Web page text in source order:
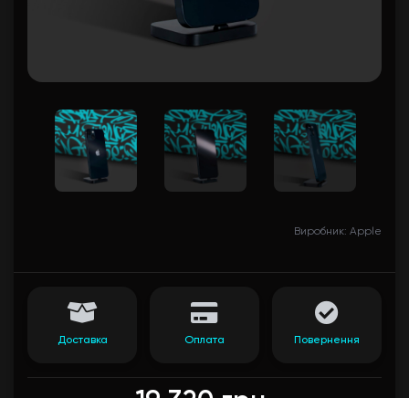
Виробник: Apple
Доставка Оплата Повернення